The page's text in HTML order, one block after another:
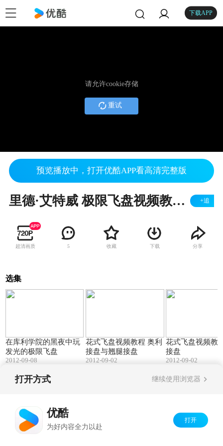
下载APP
请允许cookie存储
重试
预览播放中，打开优酷APP看高清完整版
里德·艾特威 极限飞盘视频教程（中文字幕完整版） +追
超清画质 5 收藏 下载 分享
选集
在库利学院的黑夜中玩
发光的极限飞盘
2012-09-08
花式飞盘视频教程 奥利
接盘与翘腿接盘
2012-09-02
花式飞盘视频教
接盘
2012-09-02
打开方式 继续使用浏览器
优酷
为好内容全力以赴
打开